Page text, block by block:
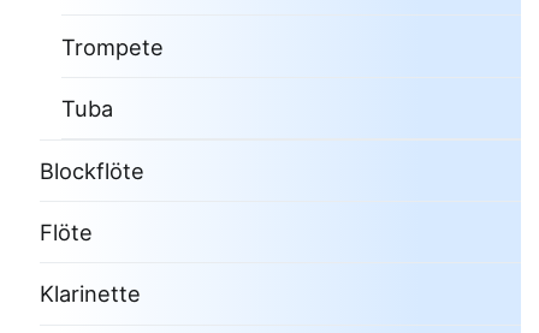
Trompete
Tuba
Blockflöte
Flöte
Klarinette